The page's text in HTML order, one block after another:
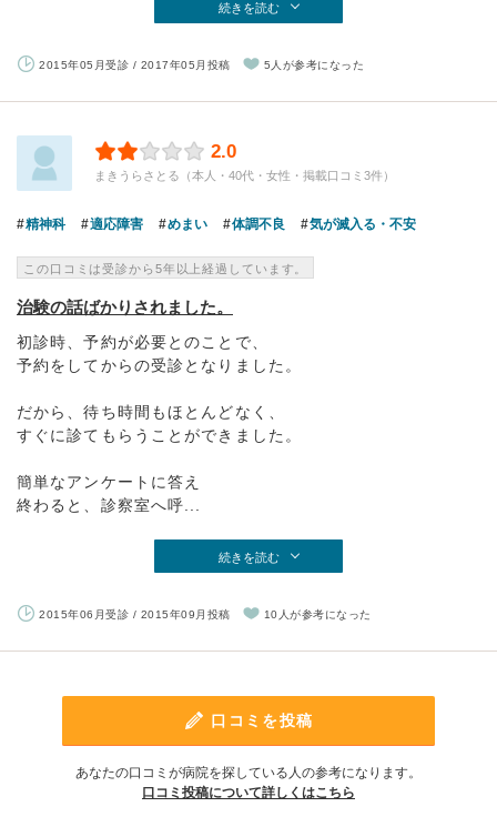
続きを読む
2015年05月受診 / 2017年05月投稿 5人が参考になった
2.0
まきうらさとる（本人・40代・女性・掲載口コミ3件）
精神科 適応障害 めまい 体調不良 気が滅入る・不安
この口コミは受診から5年以上経過しています。
治験の話ばかりされました。
初診時、予約が必要とのことで、
予約をしてからの受診となりました。
だから、待ち時間もほとんどなく、
すぐに診てもらうことができました。
簡単なアンケートに答え
終わると、診察室へ呼...
続きを読む
2015年06月受診 / 2015年09月投稿 10人が参考になった
口コミを投稿
あなたの口コミが病院を探している人の参考になります。
口コミ投稿について詳しくはこちら